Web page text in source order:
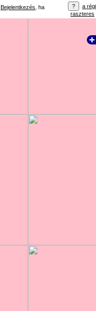
Bejelentkezés , ha
a régi
raszteres